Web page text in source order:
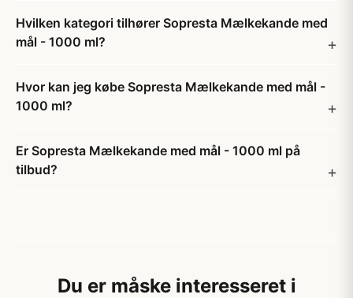
Hvilken kategori tilhører Sopresta Mælkekande med
mål - 1000 ml?
Hvor kan jeg købe Sopresta Mælkekande med mål -
1000 ml?
Er Sopresta Mælkekande med mål - 1000 ml på
tilbud?
Du er måske interesseret i